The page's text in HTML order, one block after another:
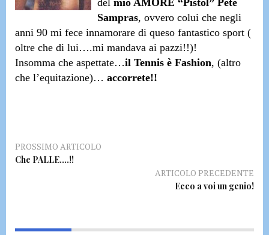
del mio AMORE “Pistol” Pete
Sampras, ovvero colui che negli
anni 90 mi fece innamorare di queso fantastico sport (
oltre che di lui….mi mandava ai pazzi!!)!
Insomma che aspettate…il Tennis è Fashion, (altro
che l’equitazione)… accorrete!!
PROSSIMO ARTICOLO
Che PALLE….!!
ARTICOLO PRECEDENTE
Ecco a voi un genio!